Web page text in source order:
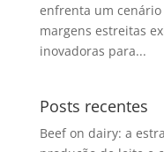
enfrenta um cenário
margens estreitas
inovadoras para...
Posts recentes
Beef on dairy: a